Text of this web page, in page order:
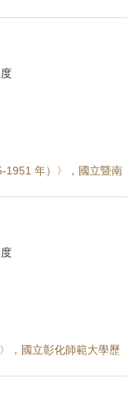
1951 年）〉，國立暨南
，國立彰化師範大學歷